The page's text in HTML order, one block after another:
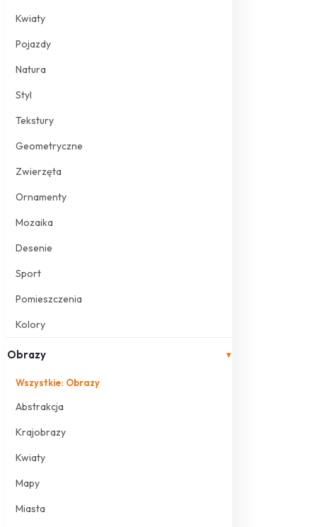
Kwiaty
Pojazdy
Natura
Styl
Tekstury
Geometryczne
Zwierzęta
Ornamenty
Mozaika
Desenie
Sport
Pomieszczenia
Kolory
Obrazy ▾
Wszystkie: Obrazy
Abstrakcja
Krajobrazy
Kwiaty
Mapy
Miasta